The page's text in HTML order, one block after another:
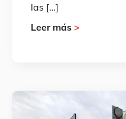
las […]
Leer más >